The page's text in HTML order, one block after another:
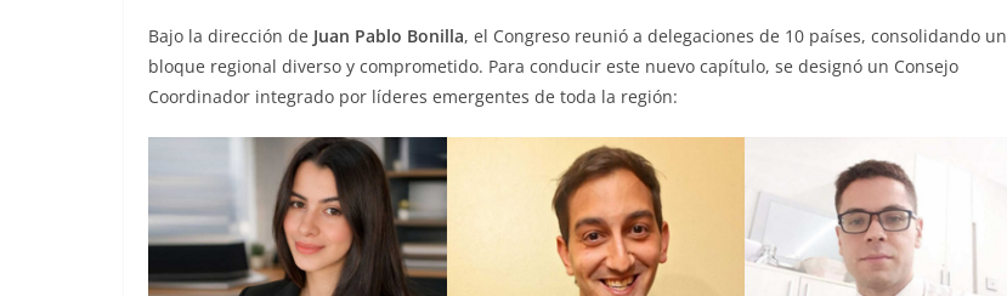
Bajo la dirección de Juan Pablo Bonilla, el Congreso reunió a delegaciones de 10 países, consolidando un
bloque regional diverso y comprometido. Para conducir este nuevo capítulo, se designó un Consejo
Coordinador integrado por líderes emergentes de toda la región: